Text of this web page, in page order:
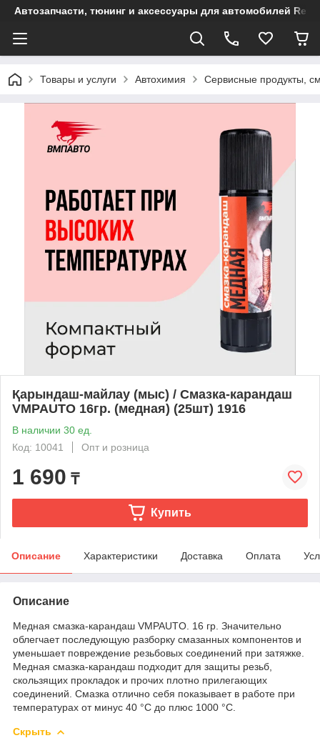
Автозапчасти, тюнинг и аксессуары для автомобилей
Товары и услуги Автохимия Сервисные продукты,
Қарындаш-майлау (мыс) / Смазка-карандаш
VMPAUTO 16гр. (медная) (25шт) 1916
В наличии 30 ед.
Код: 10041
Опт и розница
1 690 ₸
Купить
Описание Характеристики Доставка Оплата
Описание
Медная смазка-карандаш VMPAUTO. 16 гр. Значительно
облегчает последующую разборку смазанных компонентов и
уменьшает повреждение резьбовых соединений при затяжке.
Медная смазка-карандаш подходит для защиты резьб,
скользящих прокладок и прочих плотно прилегающих
соединений. Смазка отлично себя показывает в работе при
температурах от минус 40 °С до плюс 1000 °С.
Скрыть